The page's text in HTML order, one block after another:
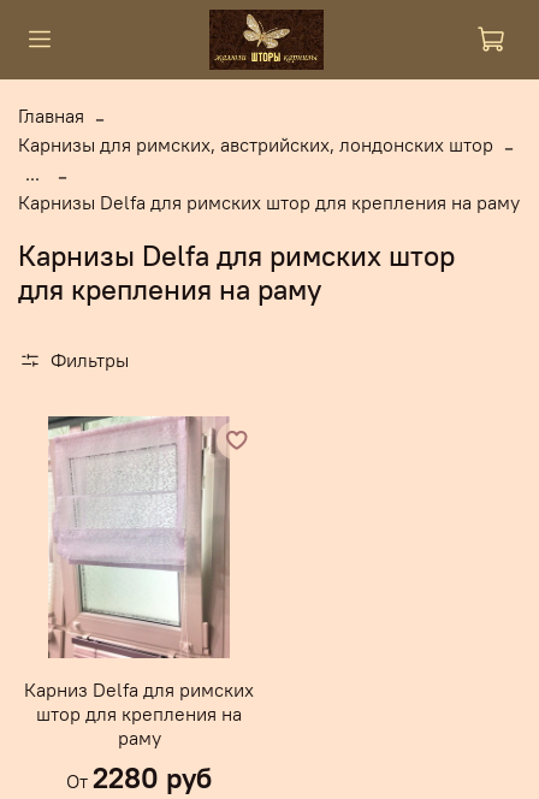
Главная
Карнизы для римских, австрийских, лондонских штор
...
Карнизы Delfa для римских штор для крепления на раму
Карнизы Delfa для римских штор
для крепления на раму
Фильтры
Карниз Delfa для римских
штор для крепления на
раму
От 2280 руб